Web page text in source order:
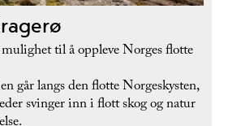
til å oppleve Norges flotte
går langs den flotte Norgeskysten,
svinger inn i flott skog og natur